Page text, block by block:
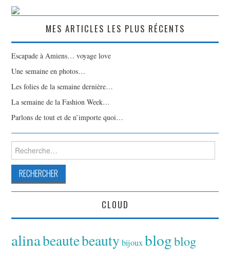
MES ARTICLES LES PLUS RÉCENTS
Escapade à Amiens… voyage love
Une semaine en photos…
Les folies de la semaine dernière…
La semaine de la Fashion Week…
Parlons de tout et de n’importe quoi…
Rechercher :
CLOUD
alinabeautebeauty bijoux blogblog